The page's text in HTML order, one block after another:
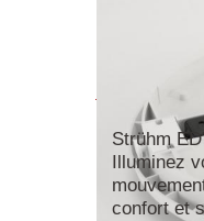
En
Strühm
Illuminez
confort et